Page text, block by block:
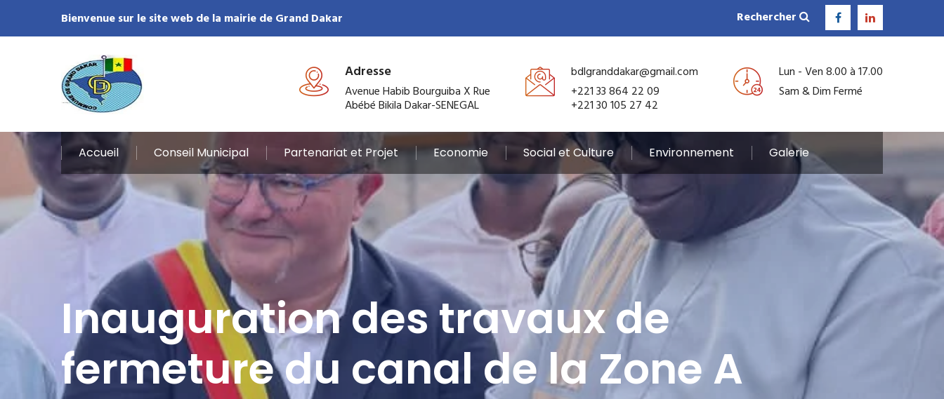
Bienvenue sur le site web de la mairie de Grand Dakar Rechercher
Adresse
Avenue Habib Bourguiba X Rue
Abébé Bikila Dakar-SENEGAL
bdlgranddakar@gmail.com
+221 33 864 22 09
+221 30 105 27 42
Lun - Ven 8.00 à 17.00
Sam & Dim Fermé
Accueil Conseil Municipal Partenariat et Projet Economie Social et Culture Environnement Galerie
Inauguration des travaux de
fermeture du canal de la Zone A